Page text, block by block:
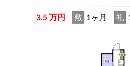
3.5 万円 敷 1ヶ月 礼